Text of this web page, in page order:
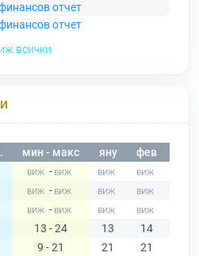
отчет
отчет
всички
мин - макс яну фев
-
-
-
13 - 24 13 14
9 - 21 21 21